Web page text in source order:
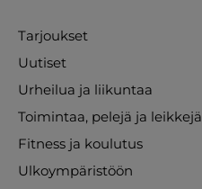
Tarjoukset
Uutiset
Urheilua ja liikuntaa
Toimintaa, pelejä ja leikkejä
Fitness ja koulutus
Ulkoympäristöön